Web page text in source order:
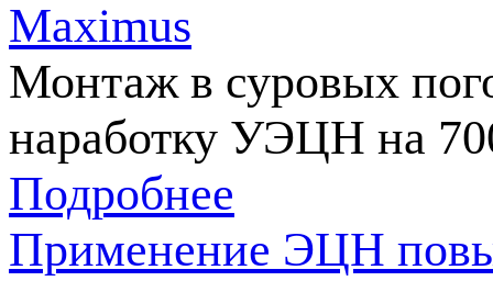
Maximus
Монтаж в суровых
наработку УЭЦН на
Подробнее
Применение ЭЦН